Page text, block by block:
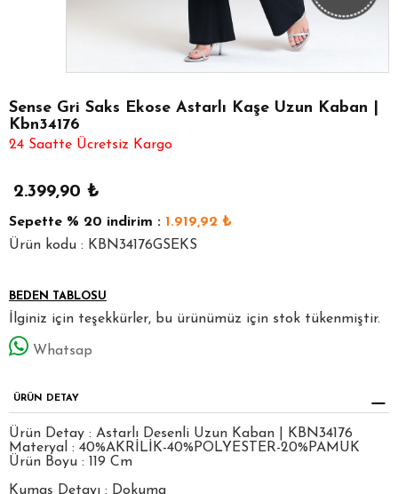
Sense Gri Saks Ekose Astarlı Kaşe Uzun Kaban |
Kbn34176
24 Saatte Ücretsiz Kargo
2.399,90 ₺
Sepette % 20 indirim : 1.919,92 ₺
Ürün kodu : KBN34176GSEKS
BEDEN TABLOSU
İlginiz için teşekkürler, bu ürünümüz için stok tükenmiştir.
Whatsap
ÜRÜN DETAY
Ürün Detay : Astarlı Desenli Uzun Kaban | KBN34176
Materyal : 40%AKRİLİK-40%POLYESTER-20%PAMUK
Ürün Boyu : 119 Cm
Kumaş Detayı : Dokuma